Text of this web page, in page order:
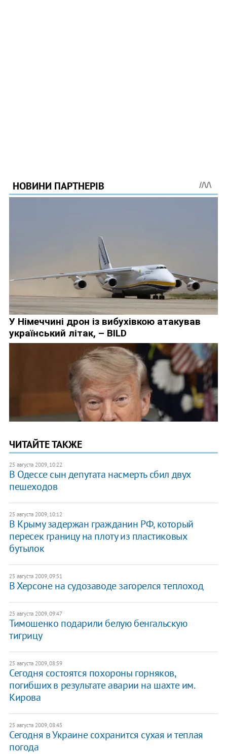
ЧИТАЙТЕ ТАКЖЕ
25 августа 2009, 10:22
В Одессе сын депутата насмерть сбил двух
пешеходов
25 августа 2009, 10:12
В Крыму задержан гражданин РФ, который
пересек границу на плоту из пластиковых
бутылок
25 августа 2009, 09:51
В Херсоне на судозаводе загорелся теплоход
25 августа 2009, 09:47
Тимошенко подарили белую бенгальскую
тигрицу
25 августа 2009, 08:59
Сегодня состоятся похороны горняков,
погибших в результате аварии на шахте им.
Кирова
25 августа 2009, 08:45
Сегодня в Украине сохранится сухая и теплая
погода